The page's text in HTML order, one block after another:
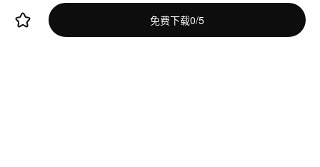
免费下载0/5
增值电信业务经营许可证：川B2-20160192
网络文化经营许可证违法和不良信息举报中心